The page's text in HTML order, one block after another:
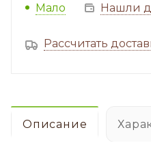
Мало Нашли
Рассчитать
Описание